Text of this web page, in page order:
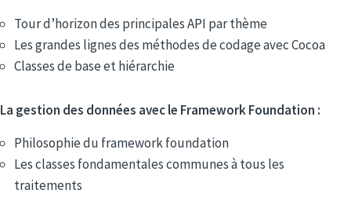
Tour d’horizon des principales API par thème
Les grandes lignes des méthodes de codage avec Cocoa
Classes de base et hiérarchie
La gestion des données avec le Framework Foundation :
Philosophie du framework foundation
Les classes fondamentales communes à tous les
traitements